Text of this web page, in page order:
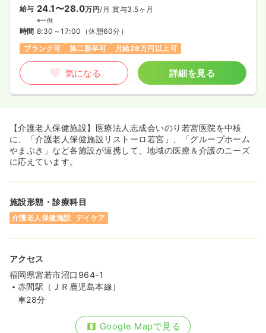
給与 24.1〜28.0万円/月 賞与3.5ヶ月
※一例
時間 8:30～17:00 （休憩60分）
ブランク可
第二新卒可 月給28万円以上可
気になる 詳細を見る
【介護老人保健施設】医療法人志成会いのり若宮医院を中核
に、「介護老人保健施設リストーロ若宮」、「グループホーム
やまぶき」など各施設が連携して、地域の医療＆介護のニーズ
に応えています。
施設形態・診療科目
介護老人保健施設 デイケア
アクセス
福岡県宮若市沼口964-1
赤間駅（ＪＲ鹿児島本線）
車28分
Google Mapで見る